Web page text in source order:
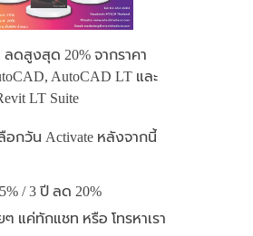
ลดสูงสุด 20% จากราคา
AutoCAD LT และ
LT Suite
อกวัน Activate หลังจากนี้
/ 3 ปี ลด 20%
แค่ทักแชท หรือ โทรหาเรา